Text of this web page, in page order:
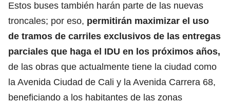
Estos buses también harán parte de las nuevas
troncales; por eso, permitirán maximizar el uso
de tramos de carriles exclusivos de las entregas
parciales que haga el IDU en los próximos años,
de las obras que actualmente tiene la ciudad como
la Avenida Ciudad de Cali y la Avenida Carrera 68,
beneficiando a los habitantes de las zonas